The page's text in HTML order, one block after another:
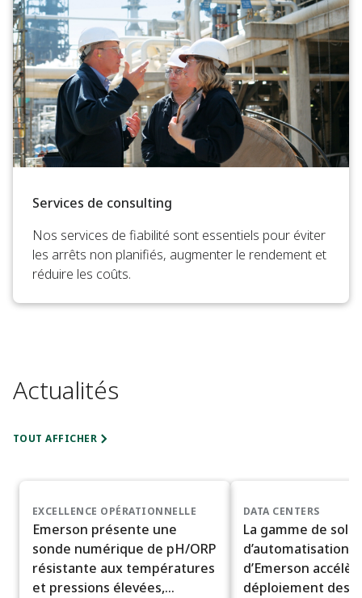
Services de consulting
Nos services de fiabilité sont essentiels pour éviter
les arrêts non planifiés, augmenter le rendement et
réduire les coûts.
Actualités
TOUT AFFICHER
EXCELLENCE OPÉRATIONNELLE
Emerson présente une
sonde numérique de pH/ORP
résistante aux températures
et pressions élevées,
DATA CENTERS
La gamme de
d’automatisation
d’Emerson
déploiement des